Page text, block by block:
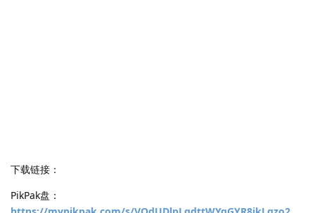
下载链接：
PikPak盘：